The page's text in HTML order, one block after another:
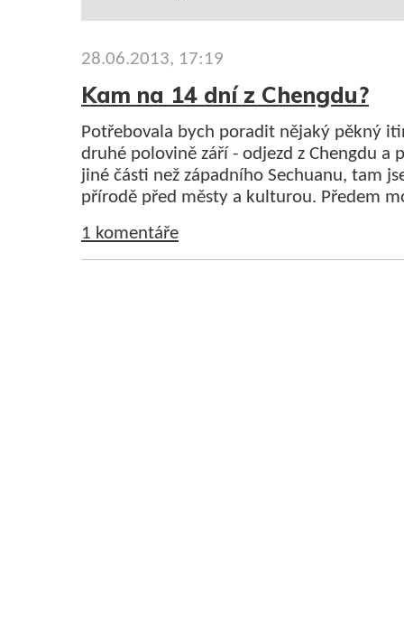
28.06.2013, 17:19
Kam na 14 dní z Chengdu?
Potřebovala bych poradit nějaký pěkný
druhé polovině září - odjezd z Chengdu a
jiné části než západního Sechuanu, tam
přírodě před městy a kulturou. Předem
1 komentáře